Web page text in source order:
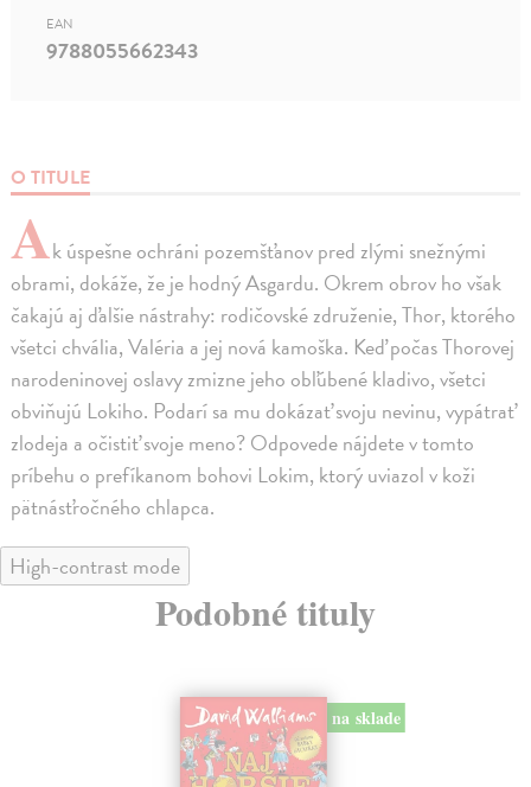
O TITULE
Ak úspešne ochráni pozemšťanov pred zlými snežnými
obrami, dokáže, že je hodný Asgardu. Okrem obrov ho však
čakajú aj ďalšie nástrahy: rodičovské združenie, Thor, ktorého
všetci chvália, Valéria a jej nová kamoška. Keď počas Thorovej
narodeninovej oslavy zmizne jeho obľúbené kladivo, všetci
obviňujú Lokiho. Podarí sa mu dokázať svoju nevinu, vypátrať
zlodeja a očistiť svoje meno? Odpovede nájdete v tomto
príbehu o prefíkanom bohovi Lokim, ktorý uviazol v koži
pätnásťročného chlapca.
EAN
9788055662343
High-contrast mode
Podobné tituly
na sklade